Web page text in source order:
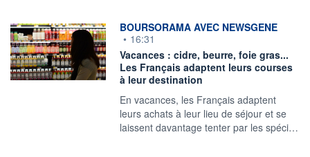
information fournie par
BOURSORAMA AVEC NEWSGENE
• 16:31
Vacances : cidre, beurre, foie gras...
Les Français adaptent leurs courses
à leur destination
En vacances, les Français adaptent
leurs achats à leur lieu de séjour et se
laissent davantage tenter par les spéci…